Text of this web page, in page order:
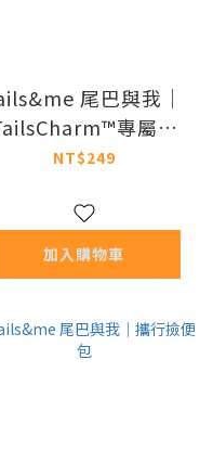
尾巴與我｜
專屬配
件 柯基 (共二色)
NT$249
加入購物車